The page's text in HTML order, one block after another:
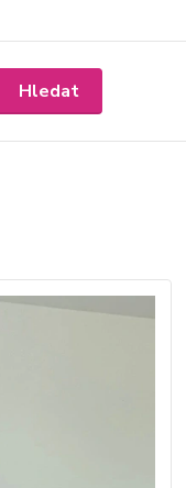
Hledat